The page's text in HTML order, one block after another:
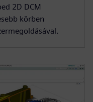
2D DCM
körben